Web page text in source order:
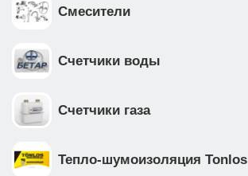
Смесители
Счетчики воды
Счетчики газа
Тепло-шумоизоляция Tonlos